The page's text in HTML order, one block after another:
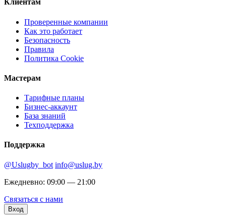
Клиентам
Проверенные компании
Как это работает
Безопасность
Правила
Политика Cookie
Мастерам
Тарифные планы
Бизнес-аккаунт
База знаний
Техподдержка
Поддержка
@Uslugby_bot info@uslug.by
Ежедневно: 09:00 — 21:00
Связаться с нами
Вход